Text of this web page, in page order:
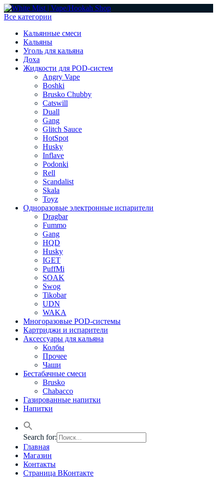
Все категории
Кальянные смеси
Кальяны
Уголь для кальяна
Доха
Жидкости для POD-систем
Angry Vape
Boshki
Brusko Chubby
Catswill
Duall
Gang
Glitch Sauce
HotSpot
Husky
Inflave
Podonki
Rell
Scandalist
Skala
Toyz
Одноразовые электронные испарители
Dragbar
Fummo
Gang
HQD
Husky
IGET
PuffMi
SOAK
Swog
Tikobar
UDN
WAKA
Многоразовые POD-системы
Картриджи и испарители
Аксессуары для кальяна
Колбы
Прочее
Чаши
Бестабачные смеси
Brusko
Chabacco
Газированные напитки
Напитки
Search for:
Главная
Магазин
Контакты
Страница ВКонтакте